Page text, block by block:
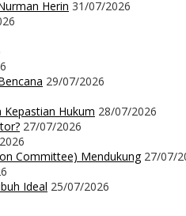
Herin 31/07/2026
29/07/2026
Kepastian Hukum 28/07/2026
27/07/2026
Committee) Mendukung 27/07/
Ideal 25/07/2026